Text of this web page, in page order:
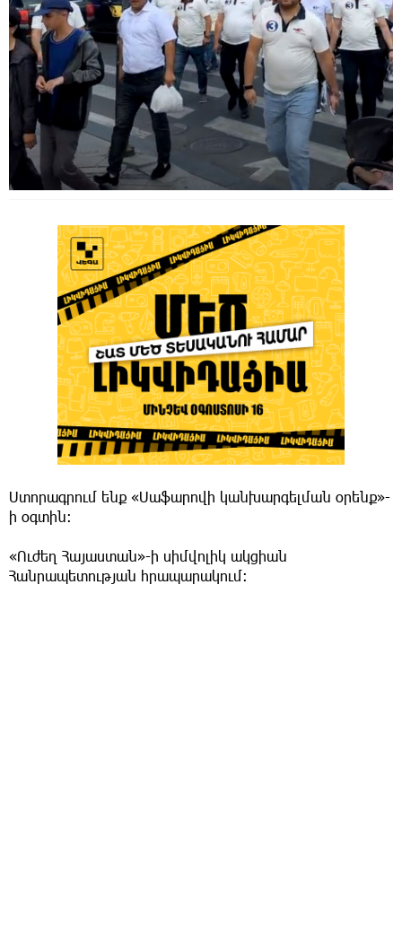
Ստորագրում ենք «Սաֆարովի կանխարգելման օրենք»-
ի օգտին։
«Ուժեղ Հայաստան»-ի սիմվոլիկ ակցիան
Հանրապետության հրապարակում։